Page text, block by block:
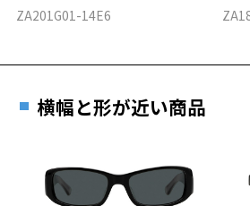
＜実店舗でサングラスまたはパッケージ商品
戴する場合がございます。
店頭でレンズ交換をされるお客様は、商品
タッフにご提示ください。
商品発送から6か月を過ぎた場合、又はお客
ZA201G01-14E6
横幅と形が近い商品